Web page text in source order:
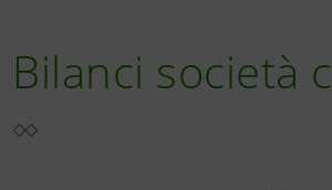
Bilanci società